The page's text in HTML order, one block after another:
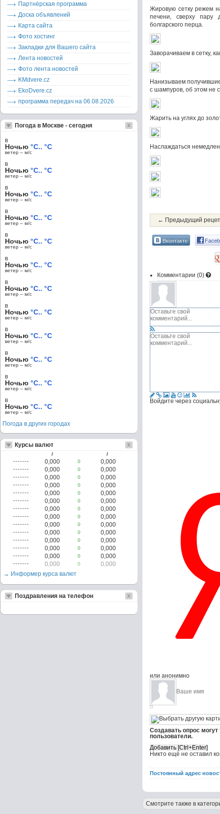
Жировую сетку режем
печени, сверху пару
болгарского перца.
Заворачиваем в сетку,
Нанизываем
с шампуров, об этом не
Жарить на углях до
Наслаждаться
← Предыдущий
Вконтакте
Комментарии (0)
Войдите через
или анонимно
Создавать опрос
пользователи.
Никто ещё не оставил
Постоянный адрес
Смотрите также в
Партнёрская программа
Доска объявлений
Карта сайта
Фото хостинг
Закладки для Вашего сайта
Лента новостей
Фото лента новостей
KMdvere.cz
EkoDvere.cz
программа передач на 06.08.2026
Погода в Москве - сегодня
в
Ночью °C.. °C
ветер – м/c
в
Ночью °C.. °C
ветер – м/c
в
Ночью °C.. °C
ветер – м/c
в
Ночью °C.. °C
ветер – м/c
в
Ночью °C.. °C
ветер – м/c
в
Ночью °C.. °C
ветер – м/c
в
Ночью °C.. °C
ветер – м/c
в
Ночью °C.. °C
ветер – м/c
в
Ночью °C.. °C
ветер – м/c
в
Ночью °C.. °C
ветер – м/c
в
Ночью °C.. °C
ветер – м/c
в
Ночью °C.. °C
ветер – м/c
Погода в других городах
Курсы валют
/ /
0,000 0
0,000
0,000
0
0,000
0,000
0
0,000
0,000
0
0,000
0,000
0
0,000
0,000
0
0,000
0,000
0
0,000
0,000
0
0,000
0,000
0
0,000
0,000
0
0,000
0,000
0
0,000
0,000
0
0,000
0,000
0
0,000
0,000
0
0,000
→ Информер курса валют
Поздравления на телефон